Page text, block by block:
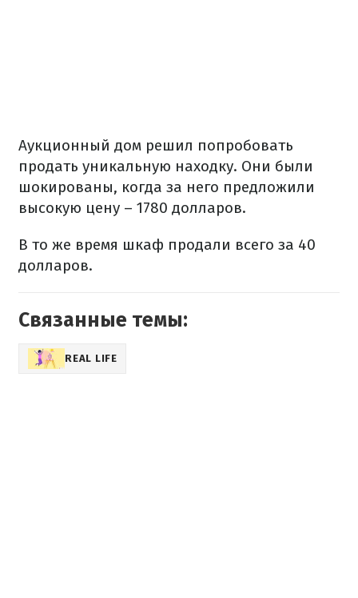
Аукционный дом решил попробовать
продать уникальную находку. Они были
шокированы, когда за него предложили
высокую цену – 1780 долларов.
В то же время шкаф продали всего за 40
долларов.
Связанные темы:
REAL LIFE